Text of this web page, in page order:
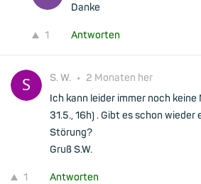
Danke
1 Antworten
S. W. • 2 Monaten her
Ich kann leider immer noch
31.5., 16h) . Gibt es schon
Störung?
Gruß S.W.
1 Antworten